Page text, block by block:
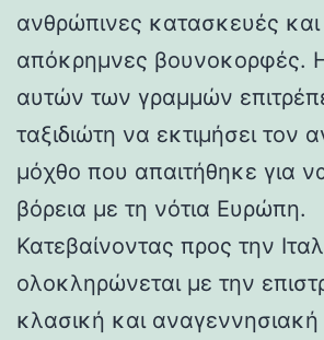
ανθρώπινες κατασκευές και
απόκρημνες βουνοκορφές.
αυτών των γραμμών
ταξιδιώτη να εκτιμήσει τον
μόχθο που απαιτήθηκε για
βόρεια με τη νότια Ευρώπη.
Κατεβαίνοντας προς την
ολοκληρώνεται με την
κλασική και